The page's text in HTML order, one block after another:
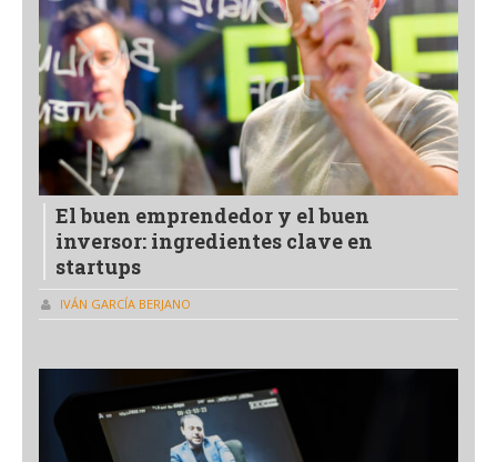
El buen emprendedor y el buen
inversor: ingredientes clave en
startups
IVÁN GARCÍA BERJANO